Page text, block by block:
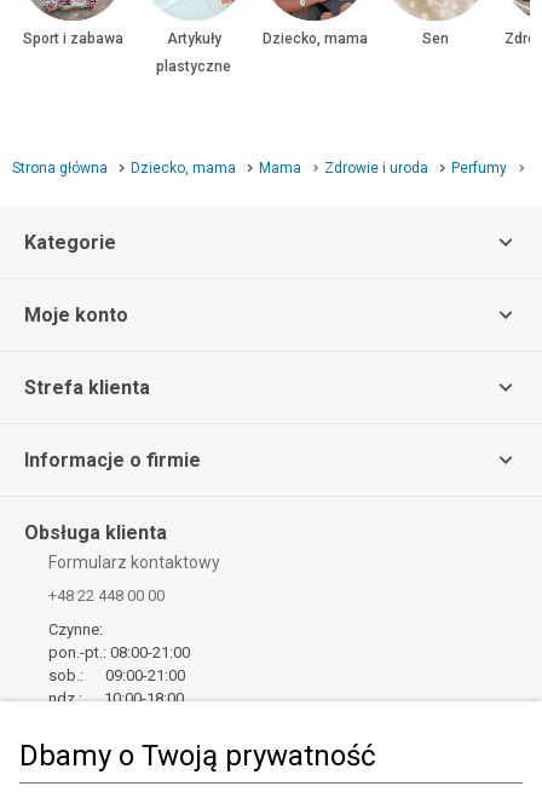
Dbamy o Twoją prywatność
Sport i zabawa
Artykuły
plastyczne
Dziecko, mama Sen
Strona główna Dziecko, mama Mama Zdrowie i uroda Perfumy
Kategorie
Moje konto
Strefa klienta
Informacje o firmie
Obsługa klienta
Formularz kontaktowy
+48 22 448 00 00
Czynne:
pon.-pt.: 08:00-21:00
sob.: 09:00-21:00
ndz.: 10:00-18:00
Newsletter